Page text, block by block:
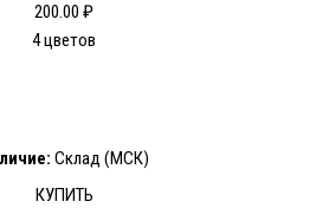
200.00 ₽
4 цветов
Склад (МСК)
КУПИТЬ